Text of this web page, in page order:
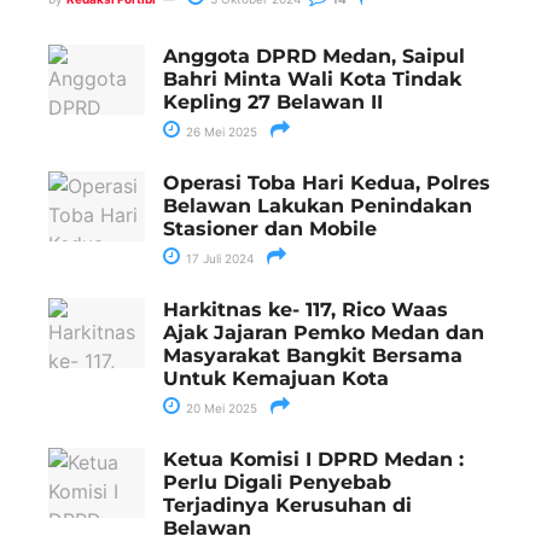
Anggota DPRD Medan, Saipul
Bahri Minta Wali Kota Tindak
Kepling 27 Belawan II
26 Mei 2025
Operasi Toba Hari Kedua, Polres
Belawan Lakukan Penindakan
Stasioner dan Mobile
17 Juli 2024
Harkitnas ke- 117, Rico Waas
Ajak Jajaran Pemko Medan dan
Masyarakat Bangkit Bersama
Untuk Kemajuan Kota
20 Mei 2025
Ketua Komisi I DPRD Medan :
Perlu Digali Penyebab
Terjadinya Kerusuhan di
Belawan